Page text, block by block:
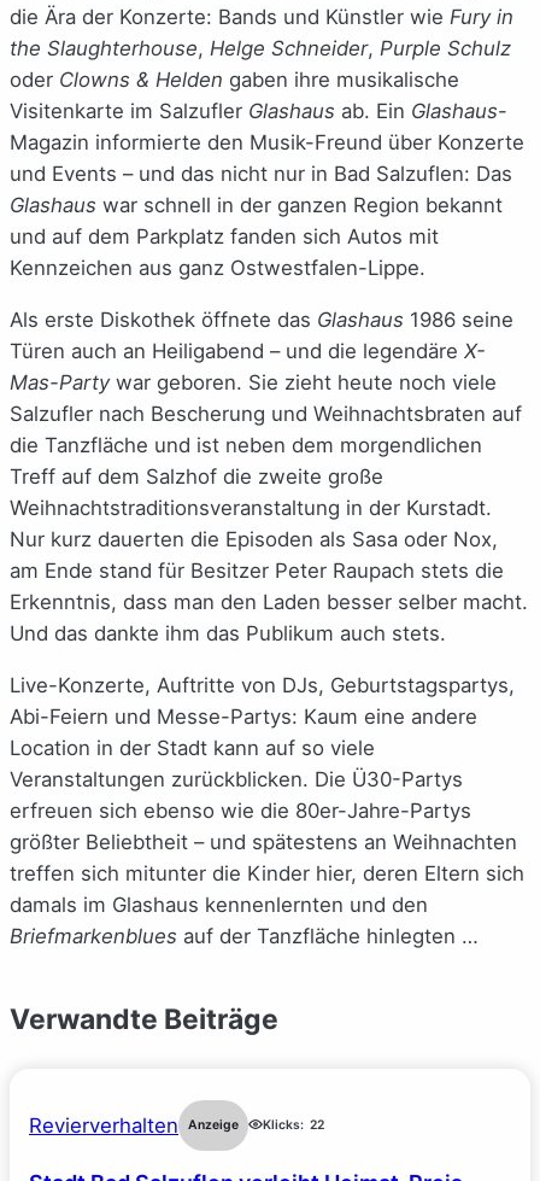
die Ära der Konzerte: Bands und Künstler wie Fury in
the Slaughterhouse, Helge Schneider, Purple Schulz
oder Clowns & Helden gaben ihre musikalische
Visitenkarte im Salzufler Glashaus ab. Ein Glashaus-
Magazin informierte den Musik-Freund über Konzerte
und Events – und das nicht nur in Bad Salzuflen: Das
Glashaus war schnell in der ganzen Region bekannt
und auf dem Parkplatz fanden sich Autos mit
Kennzeichen aus ganz Ostwestfalen-Lippe.
Als erste Diskothek öffnete das Glashaus 1986 seine
Türen auch an Heiligabend – und die legendäre X-
Mas-Partywar geboren. Sie zieht heute noch viele
Salzufler nach Bescherung und Weihnachtsbraten auf
die Tanzfläche und ist neben dem morgendlichen
Treff auf dem Salzhof die zweite große
Weihnachtstraditionsveranstaltung in der Kurstadt.
Nur kurz dauerten die Episoden als Sasa oder Nox,
am Ende stand für Besitzer Peter Raupach stets die
Erkenntnis, dass man den Laden besser selber macht.
Und das dankte ihm das Publikum auch stets.
Live-Konzerte, Auftritte von DJs, Geburtstagspartys,
Abi-Feiern und Messe-Partys: Kaum eine andere
Location in der Stadt kann auf so viele
Veranstaltungen zurückblicken. Die Ü30-Partys
erfreuen sich ebenso wie die 80er-Jahre-Partys
größter Beliebtheit – und spätestens an Weihnachten
treffen sich mitunter die Kinder hier, deren Eltern sich
damals im Glashaus kennenlernten und den
Briefmarkenblues auf der Tanzfläche hinlegten …
Verwandte Beiträge
Revierverhalten Anzeige Klicks: 22